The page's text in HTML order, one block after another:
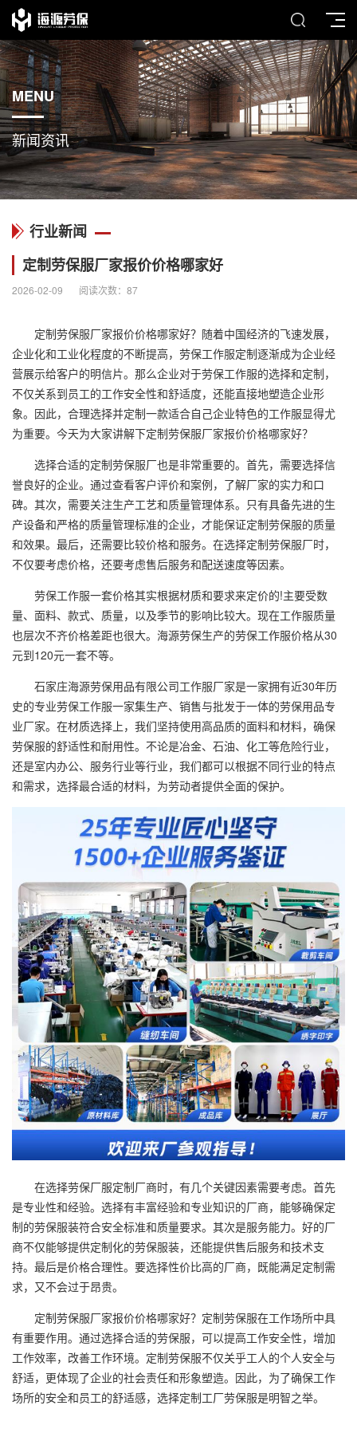
MENU
新闻资讯
行业新闻
定制劳保服厂家报价价格哪家好
2026-02-09 阅读次数： 87
定制劳保服厂家报价价格哪家好？随着中国经济的飞速发展，
企业化和工业化程度的不断提高，劳保工作服定制逐渐成为企业经
营展示给客户的明信片。那么企业对于劳保工作服的选择和定制，
不仅关系到员工的工作安全性和舒适度，还能直接地塑造企业形
象。因此，合理选择并定制一款适合自己企业特色的工作服显得尤
为重要。今天为大家讲解下定制劳保服厂家报价价格哪家好？
选择合适的定制劳保服厂也是非常重要的。首先，需要选择信
誉良好的企业。通过查看客户评价和案例，了解厂家的实力和口
碑。其次，需要关注生产工艺和质量管理体系。只有具备先进的生
产设备和严格的质量管理标准的企业，才能保证定制劳保服的质量
和效果。最后，还需要比较价格和服务。在选择定制劳保服厂时，
不仅要考虑价格，还要考虑售后服务和配送速度等因素。
劳保工作服一套价格其实根据材质和要求来定价的!主要受数
量、面料、款式、质量，以及季节的影响比较大。现在工作服质量
也层次不齐价格差距也很大。海源劳保生产的劳保工作服价格从30
元到120元一套不等。
石家庄海源劳保用品有限公司工作服厂家是一家拥有近30年历
史的专业劳保工作服一家集生产、销售与批发于一体的劳保用品专
业厂家。在材质选择上，我们坚持使用高品质的面料和材料，确保
劳保服的舒适性和耐用性。不论是冶金、石油、化工等危险行业，
还是室内办公、服务行业等行业，我们都可以根据不同行业的特点
和需求，选择最合适的材料，为劳动者提供全面的保护。
在选择劳保厂服定制厂商时，有几个关键因素需要考虑。首先
是专业性和经验。选择有丰富经验和专业知识的厂商，能够确保定
制的劳保服装符合安全标准和质量要求。其次是服务能力。好的厂
商不仅能够提供定制化的劳保服装，还能提供售后服务和技术支
持。最后是价格合理性。要选择性价比高的厂商，既能满足定制需
求，又不会过于昂贵。
定制劳保服厂家报价价格哪家好？定制劳保服在工作场所中具
有重要作用。通过选择合适的劳保服，可以提高工作安全性，增加
工作效率，改善工作环境。定制劳保服不仅关乎工人的个人安全与
舒适，更体现了企业的社会责任和形象塑造。因此，为了确保工作
场所的安全和员工的舒适感，选择定制工厂劳保服是明智之举。